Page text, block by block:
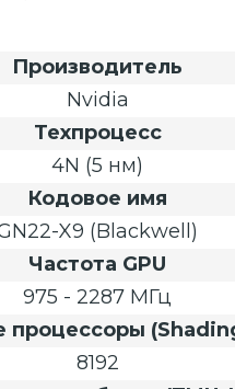
Производитель
Nvidia
Техпроцесс
4N (5 нм)
Кодовое имя
X9 (Blackwell)
Частота GPU
975 - 2287 МГц
процессоры
8192